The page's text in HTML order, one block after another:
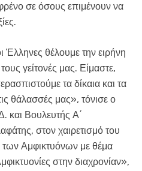
σε όσους επιμένουν να
Έλληνες θέλουμε την ειρήνη
γείτονές μας. Είμαστε,
τα δίκαια και τα
θάλασσές μας», τόνισε ο
και Βουλευτής Α΄
στον χαιρετισμό του
Αμφικτυόνων με θέμα
στην διαχρονίαν»,